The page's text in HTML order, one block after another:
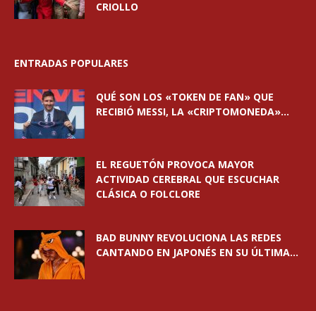
CRIOLLO
ENTRADAS POPULARES
QUÉ SON LOS «TOKEN DE FAN» QUE
RECIBIÓ MESSI, LA «CRIPTOMONEDA»...
EL REGUETÓN PROVOCA MAYOR
ACTIVIDAD CEREBRAL QUE ESCUCHAR
CLÁSICA O FOLCLORE
BAD BUNNY REVOLUCIONA LAS REDES
CANTANDO EN JAPONÉS EN SU ÚLTIMA...